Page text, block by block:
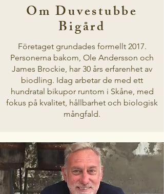
Om Duvestubbe
Bigård
Företaget grundades formellt 2017.
Personerna bakom, Ole Andersson och
James Brockie, har 30 års erfarenhet av
biodling. Idag arbetar de med ett
hundratal bikupor runtom i Skåne, med
fokus på kvalitet, hållbarhet och biologisk
mångfald.